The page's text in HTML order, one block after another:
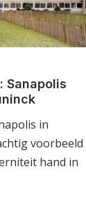
Sanapolis
in
voorbeeld
hand in